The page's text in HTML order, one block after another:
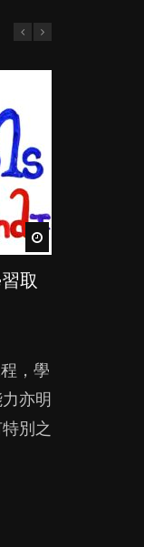
取
，學
亦明
別之
指
府並
少有
早上
自
上產
媽媽
全職
的獨
媽所
是
人說
但原
響孩